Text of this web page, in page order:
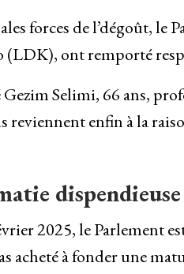
forces de l’dégoût,
ont remporté
Gezim Selimi, 66 ans,
reviennent enfin à la
dispendieuse
2025, le Parlement
acheté à fonder une